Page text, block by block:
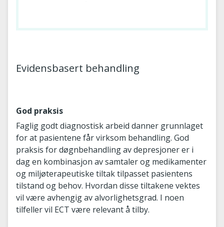
Evidensbasert behandling
God praksis
Faglig godt diagnostisk arbeid danner grunnlaget
for at pasientene får virksom behandling. God
praksis for døgnbehandling av depresjoner er i
dag en kombinasjon av samtaler og medikamenter
og miljøterapeutiske tiltak tilpasset pasientens
tilstand og behov. Hvordan disse tiltakene vektes
vil være avhengig av alvorlighetsgrad. I noen
tilfeller vil ECT være relevant å tilby.